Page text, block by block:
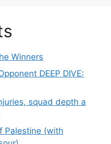
Winners
DEEP DIVE:
squad depth a
Palestine (with